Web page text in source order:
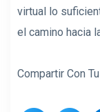
virtual lo
el camino hacia
Compartir Con